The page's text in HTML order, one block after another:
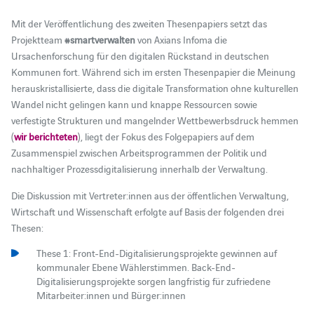
Mit der Veröffentlichung des zweiten Thesenpapiers setzt das
Projektteam #smartverwaltenvon Axians Infoma die
Ursachenforschung für den digitalen Rückstand in deutschen
Kommunen fort. Während sich im ersten Thesenpapier die Meinung
herauskristallisierte, dass die digitale Transformation ohne kulturellen
Wandel nicht gelingen kann und knappe Ressourcen sowie
verfestigte Strukturen und mangelnder Wettbewerbsdruck hemmen
(wir berichteten), liegt der Fokus des Folgepapiers auf dem
Zusammenspiel zwischen Arbeitsprogrammen der Politik und
nachhaltiger Prozessdigitalisierung innerhalb der Verwaltung.
Die Diskussion mit Vertreter:innen aus der öffentlichen Verwaltung,
Wirtschaft und Wissenschaft erfolgte auf Basis der folgenden drei
Thesen:
These 1: Front-End-Digitalisierungsprojekte gewinnen auf
kommunaler Ebene Wählerstimmen. Back-End-
Digitalisierungsprojekte sorgen langfristig für zufriedene
Mitarbeiter:innen und Bürger:innen